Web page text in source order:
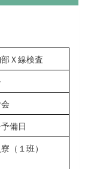
Ｘ線検査
備日
（１班）